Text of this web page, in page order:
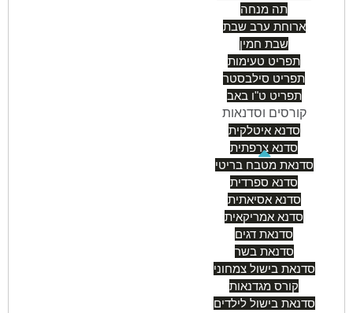
תה מנחה
ארוחת ערב שבת
שבת חמין
תפריט טעימות
תפריט סילבסטר
תפריט ט"ו באב
קורסים וסדנאות
סדנא איטלקית
סדנא צרפתית
סדנאת מטבח בריטי
סדנא ספרדית
סדנא אסיאתית
סדנא אמריקאית
סדנאת דגים
סדנאת בשר
סדנאת בישול צמחוני
קורס מגדנאות
סדנאת בישול לילדים